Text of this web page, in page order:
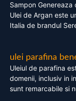
Sampon Genereaza
Ulei de Argan este
Italia de brandul
ulei parafina
Uleiul de parafina
domenii, inclusiv in
sunt remarcabile si